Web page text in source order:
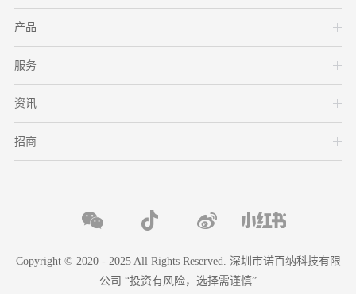
产品
服务
资讯
招商
Copyright © 2020 - 2025 All Rights Reserved. 深圳市诺百纳科技有限
公司 “投资有风险，选择需谨慎”